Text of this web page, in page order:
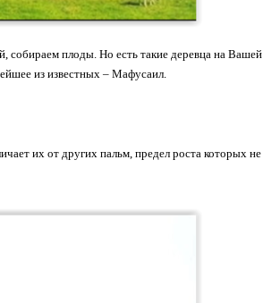
собираем плоды. Но есть такие деревца на Вашей
из известных – Мафусаил.
их от других пальм, предел роста которых не